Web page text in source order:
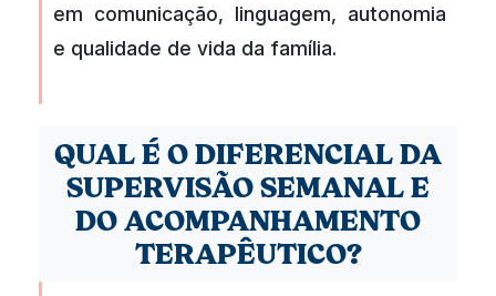
em comunicação, linguagem, autonomia
e qualidade de vida da família.
QUAL É O DIFERENCIAL DA
SUPERVISÃO SEMANAL E
DO ACOMPANHAMENTO
TERAPÊUTICO?